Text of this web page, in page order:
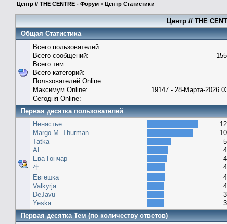
Центр // THE CENTRE - Форум > Центр Статистики
Центр // THE
Общая Статистика
Всего пользователей:
Всего сообщений:
Всего тем:
Всего категорий:
Пользователей Online:
Максимум Online:
19147 - 28-Марта-2026
Сегодня Online:
Первая десятка пользователей
Ненастье
Margo M. Thurman
Tatka
AL
Ева Гончар
生
Евгешка
Valkyrja
DeJavu
Yeska
Первая десятка Тем (по количеству ответов)